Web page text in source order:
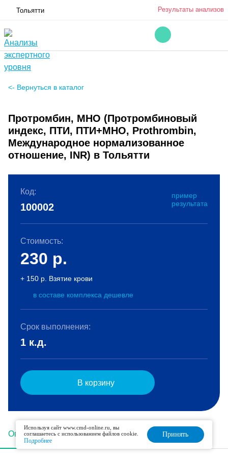
Тольятти Результаты анализов
<- Вернуться в каталог
Протромбин, МНО (Протромбиновый
индекс, ПТИ, ПТИ+МНО, Prothrombin,
Международное нормализованное
отношение, INR) в Тольятти
Описание Подготовка Интерпретация
Код:
пример
результата
100002
Стоимость:
230 р.
+ 150 р. Взятие крови
в составе комплекса дешевле
Срок выполнения:
1 к.д.
В корзину
Используя сайт www.cmd-online.ru, вы
соглашаетесь с использованием файлов cookie.
Подробнее
Принять